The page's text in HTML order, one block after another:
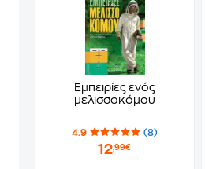
Εμπειρίες ενός
μελισσοκόμου
4.9 (8)
12,99€